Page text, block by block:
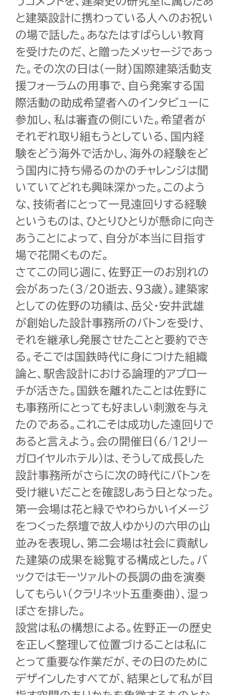
と建築設計に携わっている人へのお祝い
の場で話した。あなたはすばらしい教育
を受けたのだ、と贈ったメッセージであっ
た。その次の日は(一財)国際建築活動支
援フォーラムの用事で、自ら発案する国
際活動の助成希望者へのインタビューに
参加し、私は審査の側にいた。希望者が
それぞれ取り組もうとしている、国内経
験をどう海外で活かし、海外の経験をど
う国内に持ち帰るのかのチャレンジは聞
いていてどれも興味深かった。このよう
な、技術者にとって一見遠回りする経験
というものは、ひとりひとりが懸命に向き
あうことによって、自分が本当に目指す
場で花開くものだ。
さてこの同じ週に、佐野正一のお別れの
会があった（3/20逝去、93歳）。建築家
としての佐野の功績は、岳父・安井武雄
が創始した設計事務所のバトンを受け、
それを継承し発展させたことと要約でき
る。そこでは国鉄時代に身につけた組織
論と、駅舎設計における論理的アプロー
チが活きた。国鉄を離れたことは佐野に
も事務所にとっても好ましい刺激を与え
たのである。これこそは成功した遠回りで
あると言えよう。会の開催日（6/12リー
ガロイヤルホテル）は、そうして成長した
設計事務所がさらに次の時代にバトンを
受け継いだことを確認しあう日となった。
第一会場は花と緑でやわらかいイメージ
をつくった祭壇で故人ゆかりの六甲の山
並みを表現し、第二会場は社会に貢献し
た建築の成果を総覧する構成とした。バ
ックではモーツァルトの長調の曲を演奏
してもらい（クラリネット五重奏曲）、湿っ
ぽさを排した。
設営は私の構想による。佐野正一の歴史
を正しく整理して位置づけることは私に
とって重要な作業だが、その日のために
デザインしたすべてが、結果として私が目